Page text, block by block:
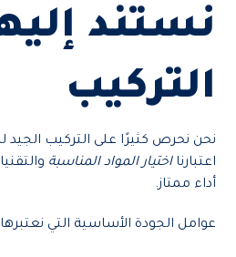
نستند
التركيب
نحن نحرص كثيرًا على التركيب
اعتبارنااختيار المواد المناسبة
أداء ممتاز.
عوامل الجودة الأساسية التي